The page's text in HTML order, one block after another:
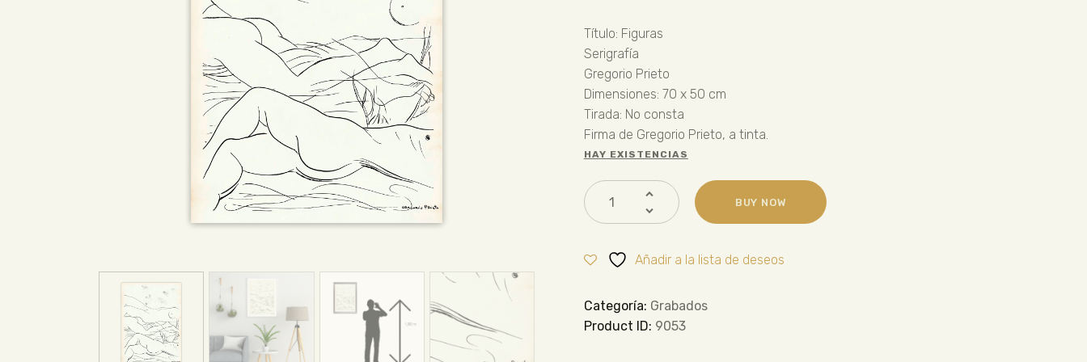
Título: Figuras
Serigrafía
Gregorio Prieto
Dimensiones: 70 x 50 cm
Tirada: No consta
Firma de Gregorio Prieto, a tinta.
HAY EXISTENCIAS
BUY NOW
Añadir a la lista de deseos
Categoría: Grabados
Product ID: 9053